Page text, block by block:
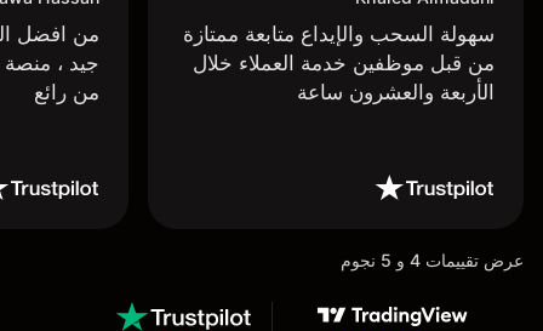
سهولة السحب والإيداع متابعة ممتازة
من قبل موظفين خدمة العملاء خلال
الأربعة والعشرون ساعة
من افضل
جيد ،
من رائع
عرض تقييمات 4 و 5 نجوم